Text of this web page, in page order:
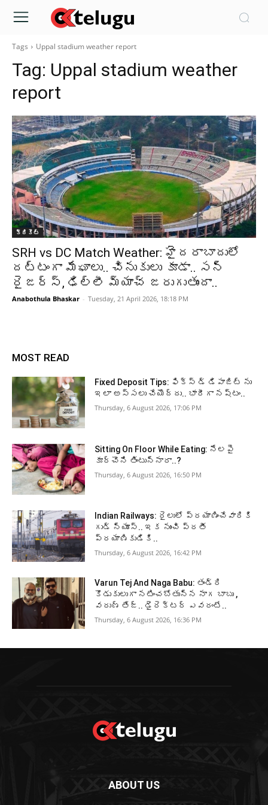
Tags Uppal stadium weather report
Tag: Uppal stadium weather
report
క్రికెట్‌
SRH vs DC Match Weather: హైదరాబాదులో
దట్టంగా మేఘాలు.. చినుకులు కూడా.. సన్
రైజర్స్, ఢిల్లీ మ్యాచ్ జరుగుతుందా..
Anabothula Bhaskar - Tuesday, 21 April 2026, 18:18 PM
MOST READ
Fixed Deposit Tips: ఫిక్స్ డ్ డిపాజిట్ ను
ఇలా అస్సలు చేయొద్దు.. భారీగా నష్టం..
Thursday, 6 August 2026, 17:06 PM
Sitting On Floor While Eating: నేలపై
కూర్చొని తింటున్నారా..?
Thursday, 6 August 2026, 16:50 PM
Indian Railways: రైలులో ప్రయాణించేవారికి
గుడ్ న్యూస్.. ఇక నుంచి ప్రతీ
ప్రయాణికుడికి..
Thursday, 6 August 2026, 16:42 PM
Varun Tej And Naga Babu: తండ్రి
కొడుకులుగా నటించబోతున్న నాగ బాబు ,
వరుణ్ తేజ్.. డైరెక్టర్ ఎవరంటే..
Thursday, 6 August 2026, 16:36 PM
ABOUT US